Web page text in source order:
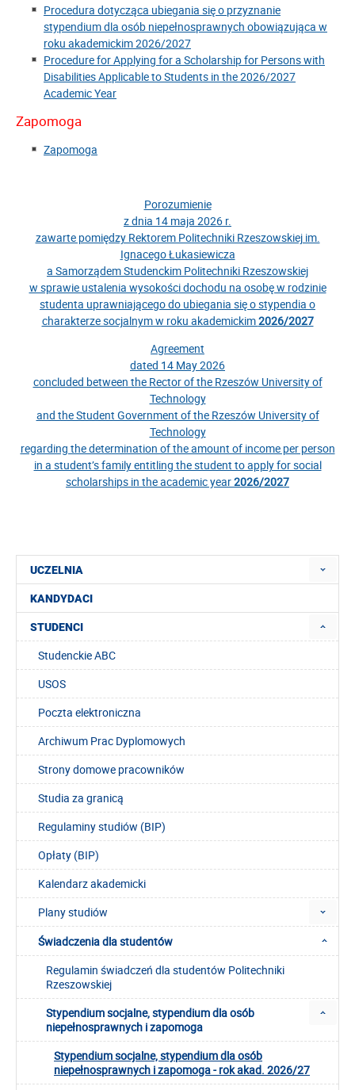
Procedura dotycząca ubiegania się o przyznanie
stypendium dla osób niepełnosprawnych obowiązująca w
roku akademickim 2026/2027
Procedure for Applying for a Scholarship for Persons with
Disabilities Applicable to Students in the 2026/2027
Academic Year
Zapomoga
Zapomoga
Porozumienie
z dnia 14 maja 2026 r.
zawarte pomiędzy Rektorem Politechniki Rzeszowskiej im.
Ignacego Łukasiewicza
a Samorządem Studenckim Politechniki Rzeszowskiej
w sprawie ustalenia wysokości dochodu na osobę w rodzinie
studenta uprawniającego do ubiegania się o stypendia o
charakterze socjalnym w roku akademickim2026/2027
Agreement
dated 14 May 2026
concluded between the Rector of the Rzeszów University of
Technology
and the Student Government of the Rzeszów University of
Technology
regarding the determination of the amount of income per person
in a student’s family entitling the student to apply for social
scholarships in the academic year2026/2027
UCZELNIA
KANDYDACI
STUDENCI
Studenckie ABC
USOS
Poczta elektroniczna
Archiwum Prac Dyplomowych
Strony domowe pracowników
Studia za granicą
Regulaminy studiów (BIP)
Opłaty (BIP)
Kalendarz akademicki
Plany studiów
Świadczenia dla studentów
Regulamin świadczeń dla studentów Politechniki
Rzeszowskiej
Stypendium socjalne, stypendium dla osób
niepełnosprawnych i zapomoga
Stypendium socjalne, stypendium dla osób
niepełnosprawnych i zapomoga - rok akad. 2026/27